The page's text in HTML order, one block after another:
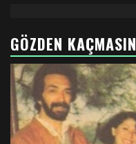
GÖZDEN KAÇMASIN